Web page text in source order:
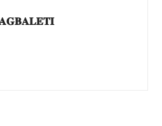
𝐀𝐆𝐁𝐀𝐋𝐄𝐓𝐈